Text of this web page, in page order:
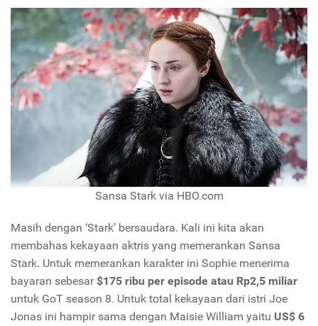
Sansa Stark via HBO.com
Masih dengan ‘Stark’ bersaudara. Kali ini kita akan
membahas kekayaan aktris yang memerankan Sansa
Stark. Untuk memerankan karakter ini Sophie menerima
bayaran sebesar $175 ribu per episode atau Rp2,5 miliar
untuk GoT season 8. Untuk total kekayaan dari istri Joe
Jonas ini hampir sama dengan Maisie William yaitu US$ 6